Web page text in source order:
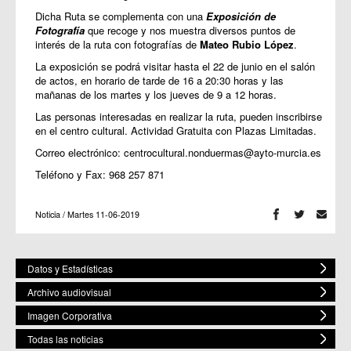
Dicha Ruta se complementa con una Exposición de
Fotografía que recoge y nos muestra diversos puntos de
interés de la ruta con fotografías de Mateo Rubio López.
La exposición se podrá visitar hasta el 22 de junio en el salón
de actos, en horario de tarde de 16 a 20:30 horas y las
mañanas de los martes y los jueves de 9 a 12 horas.
Las personas interesadas en realizar la ruta, pueden inscribirse
en el centro cultural. Actividad Gratuita con Plazas Limitadas.
Correo electrónico: centrocultural.nonduermas@ayto-murcia.es
Teléfono y Fax: 968 257 871
Noticia / Martes 11-06-2019
Datos y Estadísticas
Archivo audiovisual
Imagen Corporativa
Todas las noticias